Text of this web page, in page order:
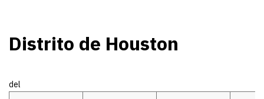
Distrito de Houston
del